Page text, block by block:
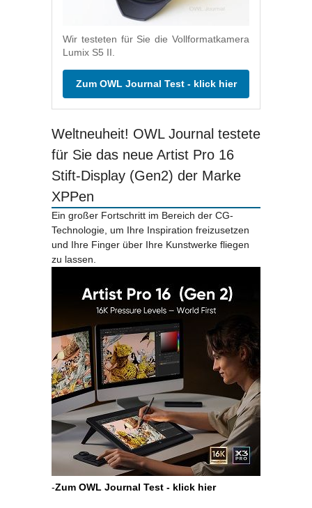
Wir testeten für Sie die Vollformatkamera
Lumix S5 II.
Zum OWL Journal Test - klick hier
Weltneuheit! OWL Journal testete
für Sie das neue Artist Pro 16
Stift-Display (Gen2) der Marke
XPPen
Ein großer Fortschritt im Bereich der CG-
Technologie, um Ihre Inspiration freizusetzen
und Ihre Finger über Ihre Kunstwerke fliegen
zu lassen.
-Zum OWL Journal Test - klick hier